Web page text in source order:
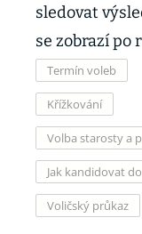
sledovat
se zobrazí po
Termín voleb
Křížkování
Volba starosty a
Jak kandidovat
Voličský průkaz